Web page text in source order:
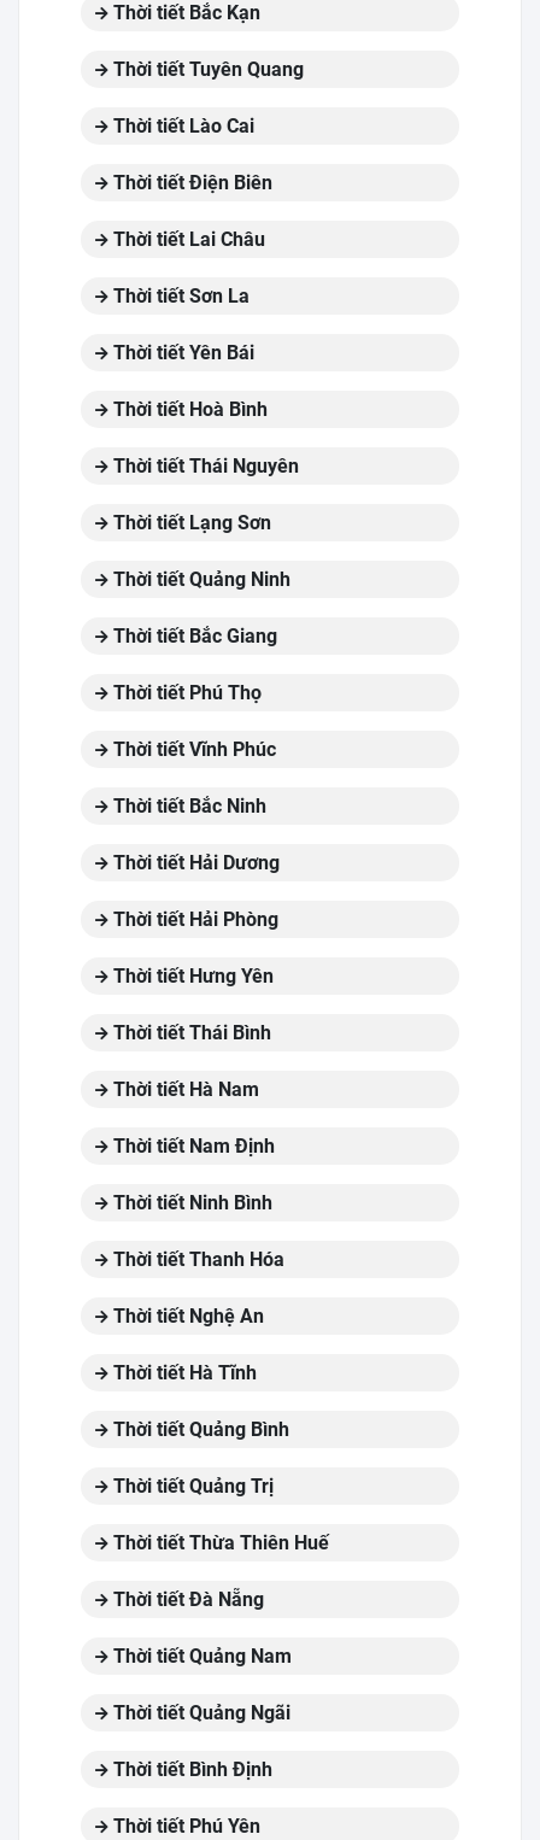
Thời tiết Bắc Kạn
Thời tiết Tuyên Quang
Thời tiết Lào Cai
Thời tiết Điện Biên
Thời tiết Lai Châu
Thời tiết Sơn La
Thời tiết Yên Bái
Thời tiết Hoà Bình
Thời tiết Thái Nguyên
Thời tiết Lạng Sơn
Thời tiết Quảng Ninh
Thời tiết Bắc Giang
Thời tiết Phú Thọ
Thời tiết Vĩnh Phúc
Thời tiết Bắc Ninh
Thời tiết Hải Dương
Thời tiết Hải Phòng
Thời tiết Hưng Yên
Thời tiết Thái Bình
Thời tiết Hà Nam
Thời tiết Nam Định
Thời tiết Ninh Bình
Thời tiết Thanh Hóa
Thời tiết Nghệ An
Thời tiết Hà Tĩnh
Thời tiết Quảng Bình
Thời tiết Quảng Trị
Thời tiết Thừa Thiên Huế
Thời tiết Đà Nẵng
Thời tiết Quảng Nam
Thời tiết Quảng Ngãi
Thời tiết Bình Định
Thời tiết Phú Yên